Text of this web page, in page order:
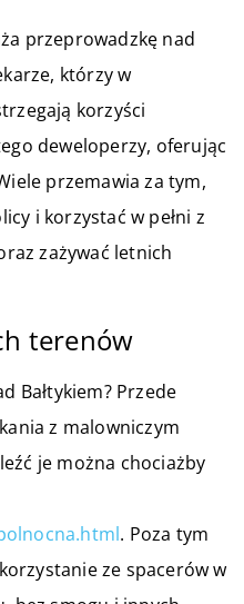
przeprowadzkę nad
którzy w
korzyści
deweloperzy, oferując
przemawia za tym,
i korzystać w pełni z
zażywać letnich
terenów
Bałtykiem? Przede
z malowniczym
je można chociażby
. Poza tym
ze spacerów w